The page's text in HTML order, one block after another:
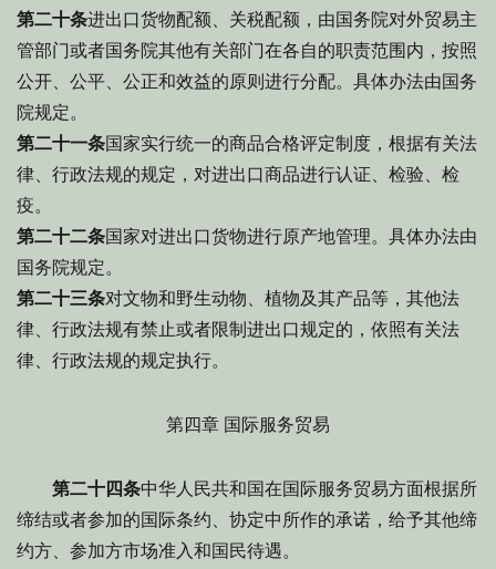
第二十条进出口货物配额、关税配额，由国务院对外贸易主
管部门或者国务院其他有关部门在各自的职责范围内，按照
公开、公平、公正和效益的原则进行分配。具体办法由国务
院规定。
第二十一条国家实行统一的商品合格评定制度，根据有关法
律、行政法规的规定，对进出口商品进行认证、检验、检
疫。
第二十二条国家对进出口货物进行原产地管理。具体办法由
国务院规定。
第二十三条对文物和野生动物、植物及其产品等，其他法
律、行政法规有禁止或者限制进出口规定的，依照有关法
律、行政法规的规定执行。
第四章 国际服务贸易
第二十四条中华人民共和国在国际服务贸易方面根据所
缔结或者参加的国际条约、协定中所作的承诺，给予其他缔
约方、参加方市场准入和国民待遇。